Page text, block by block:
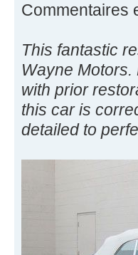
Commentaires
This fantastic
Wayne Motors.
with prior
this car is
detailed to